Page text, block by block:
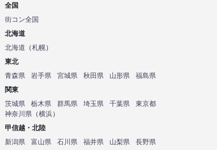
全国
街コン全国
北海道
北海道 （札幌）
東北
青森県
岩手県 宮城県 秋田県 山形県
福島県
関東
茨城県
栃木県 群馬県 埼玉県 千葉県
東京都
神奈川県 （横浜）
甲信越・北陸
新潟県
富山県 石川県 福井県 山梨県
長野県